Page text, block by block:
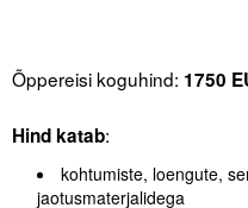
Õppereisi koguhind: 1750
Hind katab:
kohtumiste, loengute,
jaotusmaterjalidega